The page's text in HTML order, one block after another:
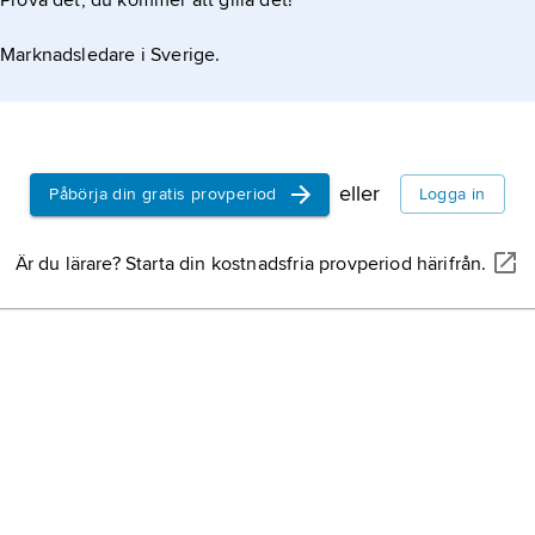
Marknadsledare i Sverige.
Påbörja din gratis provperiod eller Logga in
Är du lärare? Starta din kostnadsfria provperiod härifrån.